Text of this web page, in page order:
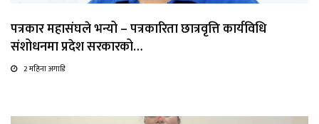
पत्रकार महासंघले भन्यो – पत्रकारिता छात्रवृत्ति कार्यविधि
संशोधनमा प्रदेश सरकारको…
2 महिना अगाडि